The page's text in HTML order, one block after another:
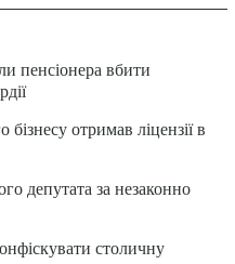
пенсіонера вбити
отримав ліцензії в
депутата за незаконно
столичну